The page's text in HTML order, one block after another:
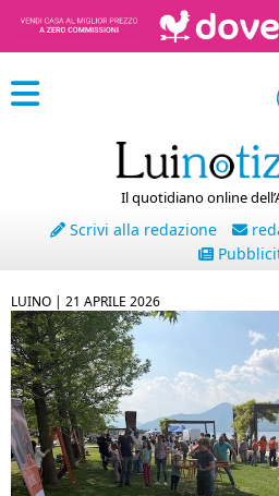
Il quotidiano online
Scrivi alla redazione
LUINO | 21 APRILE 2026